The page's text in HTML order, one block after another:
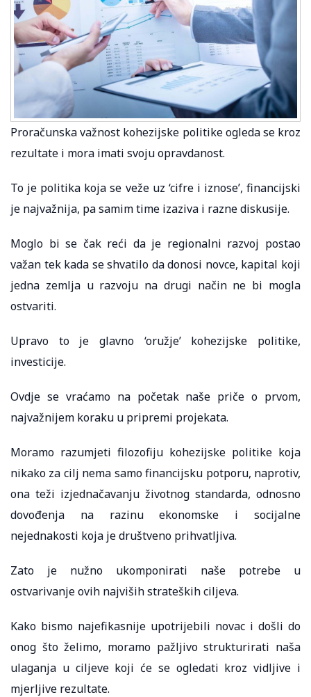
Proračunska važnost kohezijske politike ogleda se kroz
rezultate i mora imati svoju opravdanost.
To je politika koja se veže uz ‘cifre i iznose’, financijski
je najvažnija, pa samim time izaziva i razne diskusije.
Moglo bi se čak reći da je regionalni razvoj postao
važan tek kada se shvatilo da donosi novce, kapital koji
jedna zemlja u razvoju na drugi način ne bi mogla
ostvariti.
Upravo to je glavno ‘oružje’ kohezijske politike,
investicije.
Ovdje se vraćamo na početak naše priče o prvom,
najvažnijem koraku u pripremi projekata.
Moramo razumjeti filozofiju kohezijske politike koja
nikako za cilj nema samo financijsku potporu, naprotiv,
ona teži izjednačavanju životnog standarda, odnosno
dovođenja na razinu ekonomske i socijalne
nejednakosti koja je društveno prihvatljiva.
Zato je nužno ukomponirati naše potrebe u
ostvarivanje ovih najviših strateških ciljeva.
Kako bismo najefikasnije upotrijebili novac i došli do
onog što želimo, moramo pažljivo strukturirati naša
ulaganja u ciljeve koji će se ogledati kroz vidljive i
mjerljive rezultate.